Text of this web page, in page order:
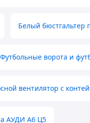
Белый бюстгальтер
Футбольные ворота и
вентилятор с
АУДИ А6 Ц5